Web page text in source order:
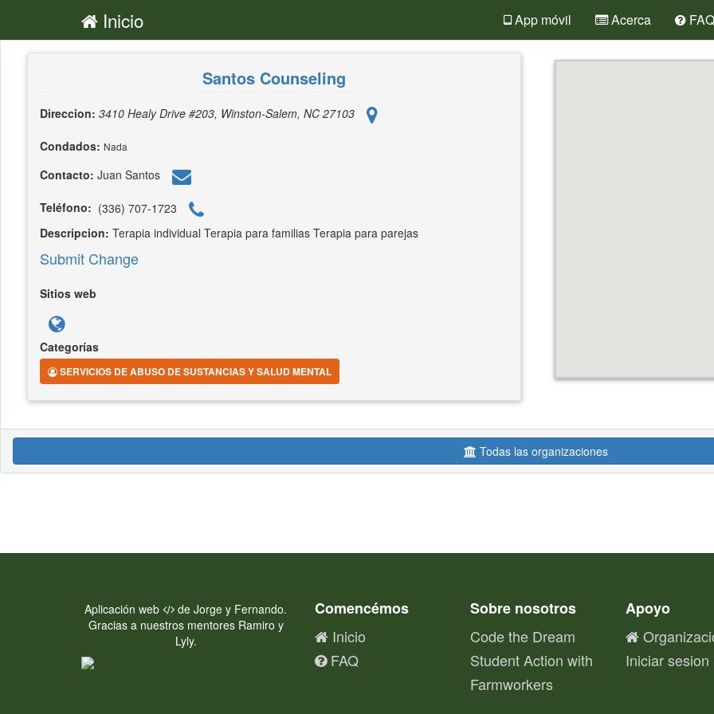
Inicio App móvil Acerca FAQ
Santos Counseling
Direccion: 3410 Healy Drive #203, Winston-Salem, NC 27103
Condados: Nada
Contacto: Juan Santos
Teléfono: (336) 707-1723
Descripcion: Terapia individual Terapia para familias Terapia para parejas
Submit Change
Sitios web
Categorías
SERVICIOS DE ABUSO DE SUSTANCIAS Y SALUD MENTAL
Todas las organizaciones
Aplicación web
de Jorge y Fernando.
Gracias a nuestros mentores Ramiro y
Lyly.
Comencémos
Inicio
FAQ
Sobre nosotros
Code the Dream
Student Action with
Farmworkers
Apoyo
Iniciar sesion